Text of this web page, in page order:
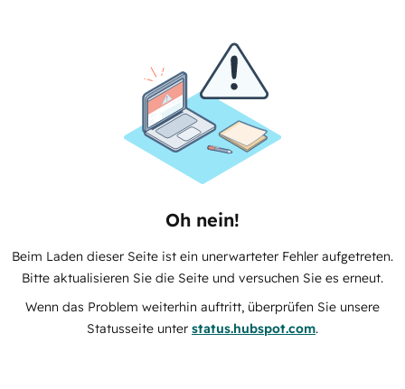
Oh nein!
Beim Laden dieser Seite ist ein unerwarteter Fehler aufgetreten.
Bitte aktualisieren Sie die Seite und versuchen Sie es erneut.
Wenn das Problem weiterhin auftritt, überprüfen Sie unsere
Statusseite unter status.hubspot.com.